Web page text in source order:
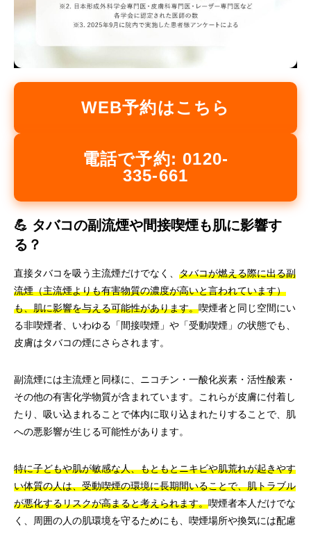
WEB予約はこちら
電話で予約: 0120-
335-661
💪 タバコの副流煙や間接喫煙も肌に影響す
る？
直接タバコを吸う主流煙だけでなく、 タバコが燃える際に出る副
流煙（主流煙よりも有害物質の濃度が高いと言われています）
も、肌に影響を与える可能性があります。喫煙者と同じ空間にい
る非喫煙者、いわゆる「間接喫煙」や「受動喫煙」の状態でも、
皮膚はタバコの煙にさらされます。
副流煙には主流煙と同様に、ニコチン・一酸化炭素・活性酸素・
その他の有害化学物質が含まれています。これらが皮膚に付着し
たり、吸い込まれることで体内に取り込まれたりすることで、肌
への悪影響が生じる可能性があります。
特に子どもや肌が敏感な人、もともとニキビや肌荒れが起きやす
い体質の人は、受動喫煙の環境に長期間いることで、肌トラブル
が悪化するリスクが高まると考えられます。喫煙者本人だけでな
く、周囲の人の肌環境を守るためにも、喫煙場所や換気には配慮